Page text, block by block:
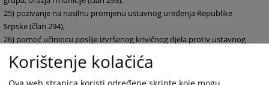
25) pozivanje na nasilnu promjenu ustavnog uređenja Republike
Srpske (član 294),
26) pomoć učiniocu poslije izvršenog krivičnog djela protiv ustavnog
27)stvaranje grupe ili organizovane kriminalne grupe za vršenje
krivičnih djela protiv ustavnog uređenja
Republike Srpske (član 296),
Korištenje kolačića